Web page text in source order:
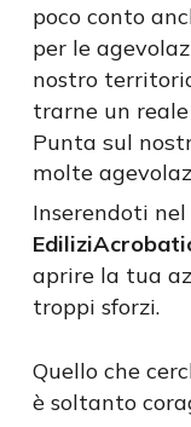
poco conto
per le
nostro
trarne un reale
Punta sul
molte
Inserendoti
aprire la tua
troppi sforzi.
Quello che
è soltanto